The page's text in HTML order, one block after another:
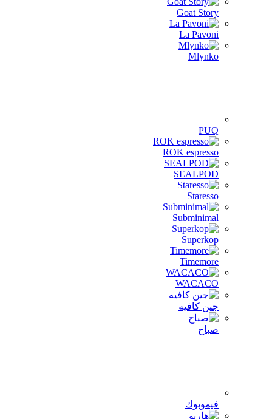
Goat Story
La Pavoni
Mlynko
PUQ
ROK espresso
SEALPOD
Staresso
Subminimal
Superkop
Timemore
WACACO
جين كافيه
صباح
فيموبوك